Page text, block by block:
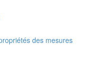
des mesures